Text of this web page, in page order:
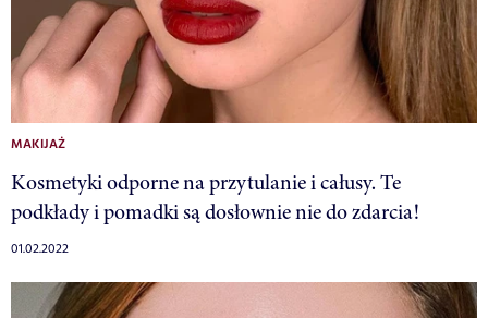
MAKIJAŻ
Kosmetyki odporne na przytulanie i całusy. Te
podkłady i pomadki są dosłownie nie do zdarcia!
01.02.2022